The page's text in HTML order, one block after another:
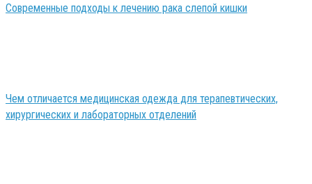
Современные подходы к лечению рака слепой кишки
Чем отличается медицинская одежда для терапевтических,
хирургических и лабораторных отделений